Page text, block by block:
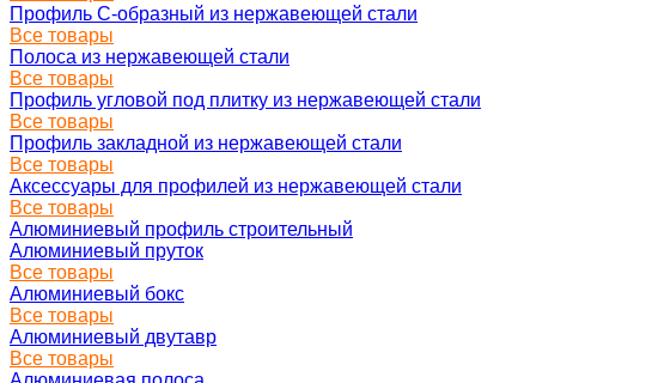
Профиль C-образный из нержавеющей стали
Все товары
Полоса из нержавеющей стали
Все товары
Профиль угловой под плитку из нержавеющей стали
Все товары
Профиль закладной из нержавеющей стали
Все товары
Аксессуары для профилей из нержавеющей стали
Все товары
Алюминиевый профиль строительный
Алюминиевый пруток
Все товары
Алюминиевый бокс
Все товары
Алюминиевый двутавр
Все товары